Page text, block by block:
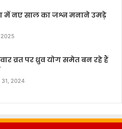
में नए साल का जश्न मनाने उमड़े
2025
व्रत पर ध्रुव योग समेत बन रहे हैं
31, 2024